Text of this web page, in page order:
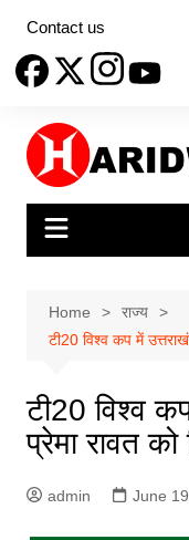
content
Contact us
Home
राज्य
टी20 विश्व कप में
टी20 विश्व
प्रेमा रावत को
admin June